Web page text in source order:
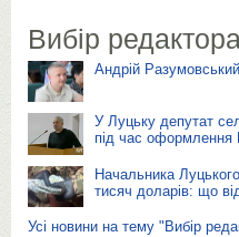
Вибір редактора
Андрій
У Луцьку депутат
під час
Начальника
тисяч доларів: що
Усі новини на тему "Вибір